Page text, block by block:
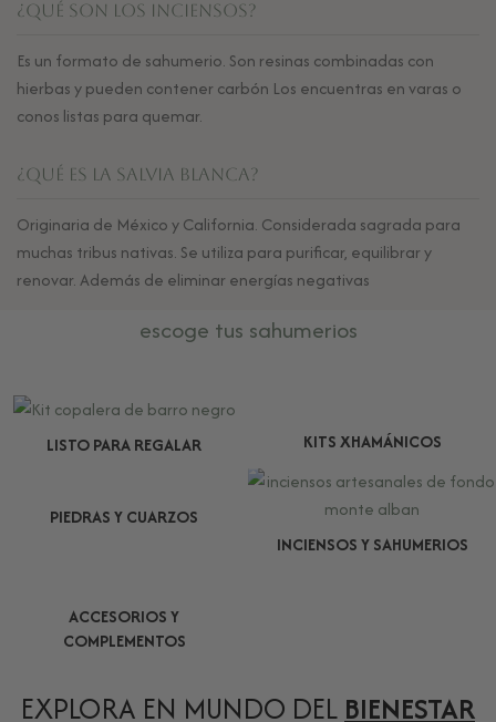
¿Qué son los Inciensos?
Es un formato de sahumerio. Son resinas combinadas con
hierbas y pueden contener carbón Los encuentras en varas o
conos listas para quemar.
¿Qué es la Salvia Blanca?
Originaria de México y California. Considerada sagrada para
muchas tribus nativas. Se utiliza para purificar, equilibrar y
renovar. Además de eliminar energías negativas
escoge tus sahumerios
LISTO PARA REGALAR KITS XHAMÁNICOS
PIEDRAS Y CUARZOS
INCIENSOS Y SAHUMERIOS
ACCESORIOS Y
COMPLEMENTOS
EXPLORA EN MUNDO DEL BIENESTAR